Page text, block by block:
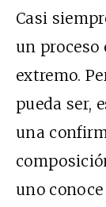
Casi
un
extremo.
pueda ser,
una
uno